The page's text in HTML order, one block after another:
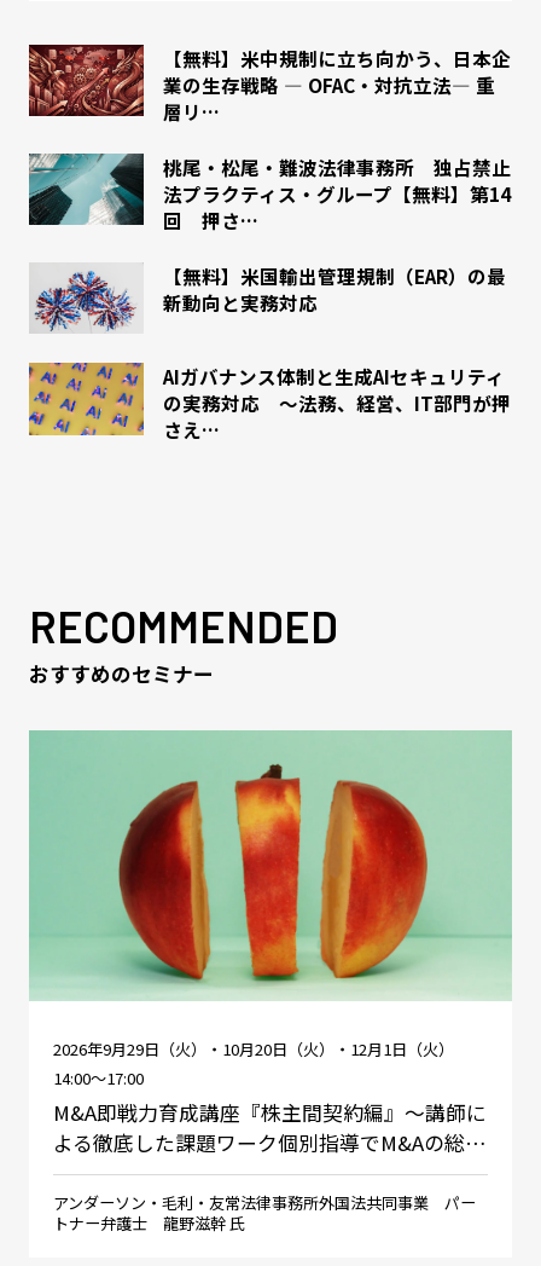
【無料】米中規制に立ち向かう、日本企
業の生存戦略 ― OFAC・対抗立法― 重
層リ…
桃尾・松尾・難波法律事務所 独占禁止
法プラクティス・グループ【無料】第14
回 押さ…
【無料】米国輸出管理規制（EAR）の最
新動向と実務対応
AIガバナンス体制と生成AIセキュリティ
の実務対応 〜法務、経営、IT部門が押
さえ…
RECOMMENDED
おすすめのセミナー
2026年9月29日（火）・10月20日（火）・12月1日（火）
14:00～17:00
M&A即戦力育成講座『株主間契約編』～講師に
よる徹底した課題ワーク個別指導でM&Aの総…
アンダーソン・毛利・友常法律事務所外国法共同事業 パー
トナー弁護士 龍野滋幹 氏